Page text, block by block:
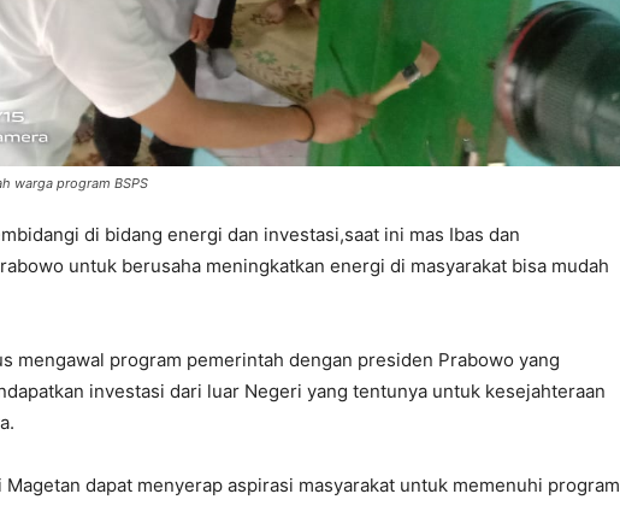
warga program BSPS
di bidang energi dan investasi,saat ini mas Ibas dan
untuk berusaha meningkatkan energi di masyarakat bisa mudah
mengawal program pemerintah dengan presiden Prabowo yang
investasi dari luar Negeri yang tentunya untuk kesejahteraan
Magetan dapat menyerap aspirasi masyarakat untuk memenuhi program